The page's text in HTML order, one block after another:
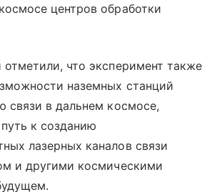
центров обработки
отметили, что эксперимент также
наземных станций
связи в дальнем космосе,
к созданию
лазерных каналов связи
и другими космическими